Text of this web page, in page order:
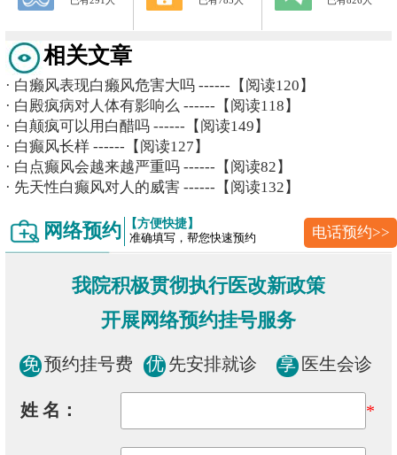
相关文章
· 白癞风表现白癞风危害大吗 ------【阅读120】
· 白殿疯病对人体有影响么 ------【阅读118】
· 白颠疯可以用白醋吗 ------【阅读149】
· 白癫风长样 ------【阅读127】
· 白点癫风会越来越严重吗 ------【阅读82】
· 先天性白癫风对人的威害 ------【阅读132】
网络预约 【方便快捷】
准确填写，帮您快速预约 电话预约>>
我院积极贯彻执行医改新政策
开展网络预约挂号服务
免 预约挂号费 优 先安排就诊 享 医生会诊
姓 名： *